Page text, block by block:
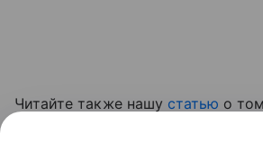
Читайте также нашу статью о